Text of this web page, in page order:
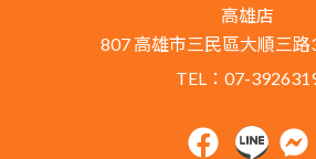
高雄店
807 高雄市三民區大順三
TEL：07-